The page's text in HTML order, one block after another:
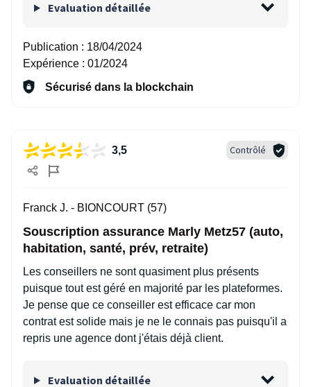
Evaluation détaillée
Publication : 18/04/2024
Expérience : 01/2024
Sécurisé dans la blockchain
3,5 Contrôlé
Franck J. - BIONCOURT (57)
Souscription assurance Marly Metz57 (auto,
habitation, santé, prév, retraite)
Les conseillers ne sont quasiment plus présents
puisque tout est géré en majorité par les plateformes.
Je pense que ce conseiller est efficace car mon
contrat est solide mais je ne le connais pas puisqu'il a
repris une agence dont j'étais déjà client.
Evaluation détaillée